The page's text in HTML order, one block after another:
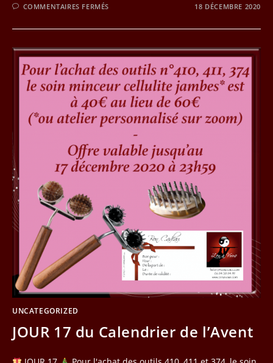
COMMENTAIRES FERMÉS
DU
DE
L’AVENT
18 DÉCEMBRE 2020
UNCATEGORIZED
JOUR 17 du Calendrier de l’Avent